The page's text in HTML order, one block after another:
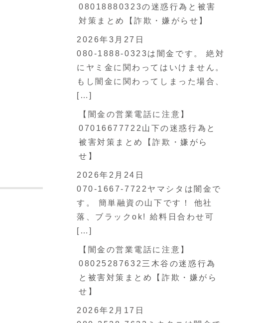
08018880323の迷惑行為と被害
対策まとめ【詐欺・嫌がらせ】
2026年3月27日
080-1888-0323は闇金です。 絶対
にヤミ金に関わってはいけません。
もし闇金に関わってしまった場合、
[…]
【闇金の営業電話に注意】
07016677722山下の迷惑行為と
被害対策まとめ【詐欺・嫌がら
せ】
2026年2月24日
070-1667-7722ヤマシタは闇金で
す。 簡単融資の山下です！ 他社
落、ブラックok! 給料日合わせ可
[…]
【闇金の営業電話に注意】
08025287632三木谷の迷惑行為
と被害対策まとめ【詐欺・嫌がら
せ】
2026年2月17日